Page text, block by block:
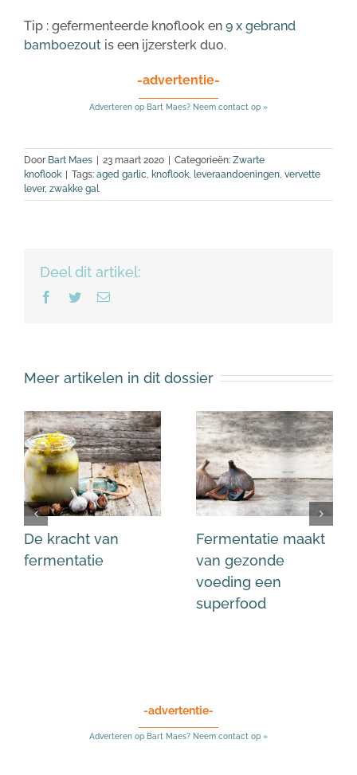
Tip : gefermenteerde knoflook en 9 x gebrand
bamboezout is een ijzersterk duo.
-advertentie-
Adverteren op Bart Maes? Neem contact op »
Door Bart Maes 23 maart 2020 Categorieën: Zwarte
knoflook
Tags: aged garlic, knoflook, leveraandoeningen, vervette
lever, zwakke gal
Deel dit artikel:
Facebook
TwitterE-
Meer artikelen in dit dossier
De kracht van
fermentatie
Fermentatie maakt
van gezonde
voeding een
superfood
-advertentie-
Adverteren op Bart Maes? Neem contact op »